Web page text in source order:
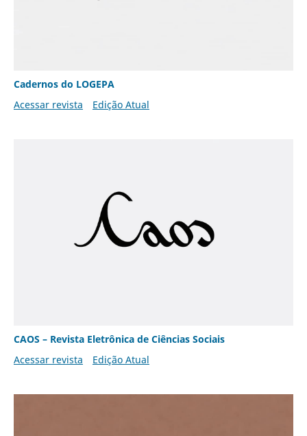
Cadernos do LOGEPA
Acessar revista
Edição Atual
CAOS – Revista Eletrônica de Ciências Sociais
Acessar revista
Edição Atual